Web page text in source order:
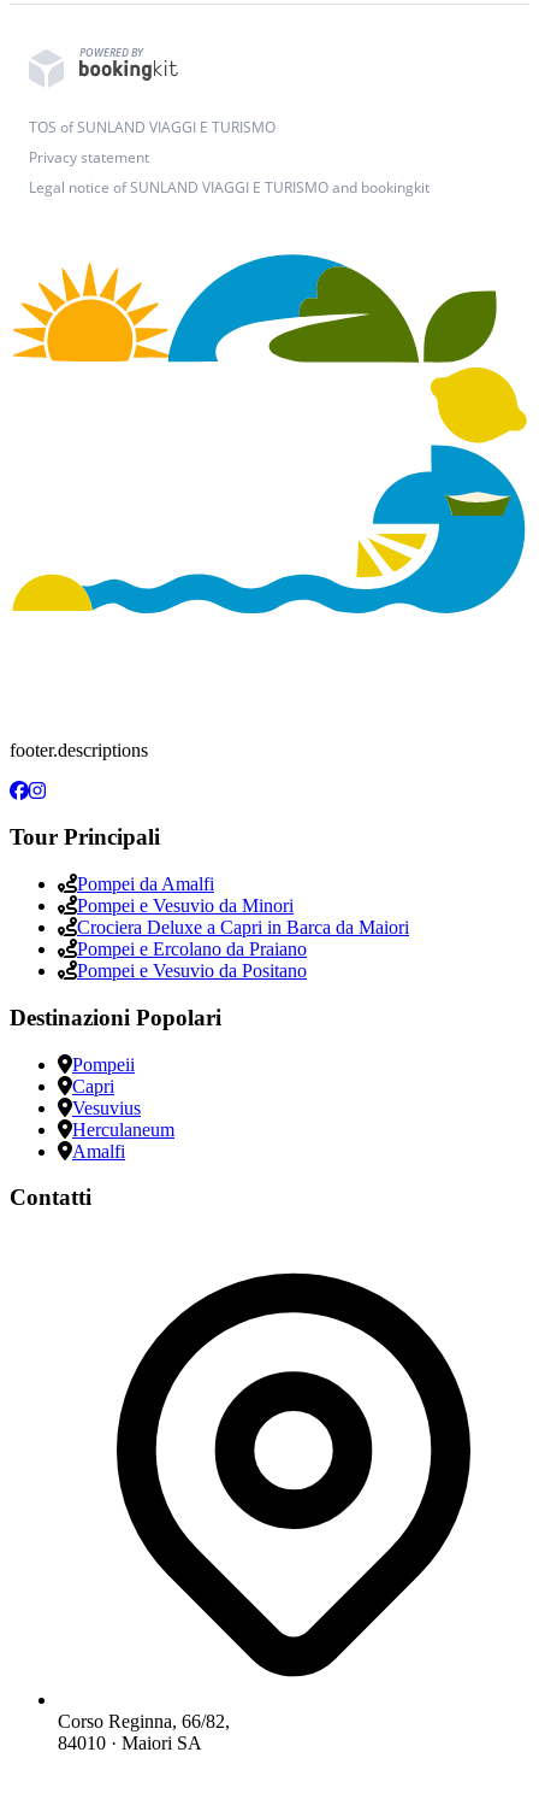
POWERED BY
TOS of SUNLAND VIAGGI E TURISMO
Privacy statement
Legal notice of SUNLAND VIAGGI E TURISMO and bookingkit
footer.descriptions
Tour Principali
Pompei da Amalfi
Pompei e Vesuvio da Minori
Crociera Deluxe a Capri in Barca da Maiori
Pompei e Ercolano da Praiano
Pompei e Vesuvio da Positano
Destinazioni Popolari
Pompeii
Capri
Vesuvius
Herculaneum
Amalfi
Contatti
Corso Reginna, 66/82,
84010 · Maiori SA